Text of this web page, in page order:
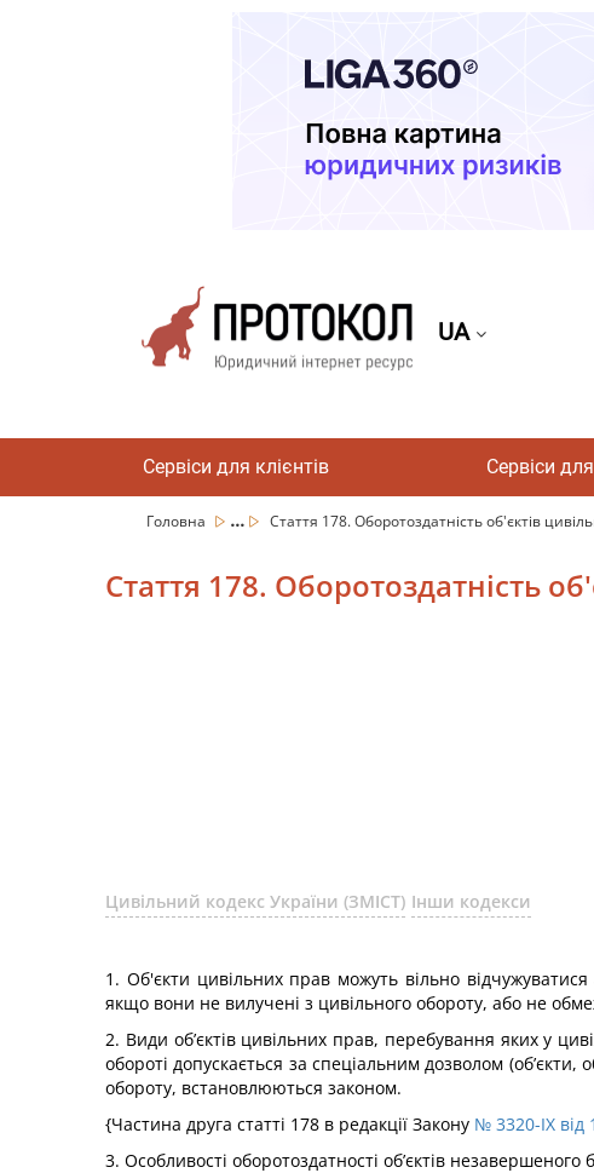
UA
Сервіси для клієнтів Сервіси
Головна ... Стаття 178. Оборотоздатність об'єктів
Стаття 178. Оборотоздатність
Цивільний кодекс України (ЗМІСТ) Інши кодекси
1. Об'єкти цивільних прав можуть вільно
якщо вони не вилучені з цивільного обороту, або не
2. Види об’єктів цивільних прав, перебування яких у
обороті допускається за спеціальним дозволом
обороту, встановлюються законом.
{Частина друга статті 178 в редакції Закону № 3320-IX від
3. Особливості оборотоздатності об’єктів